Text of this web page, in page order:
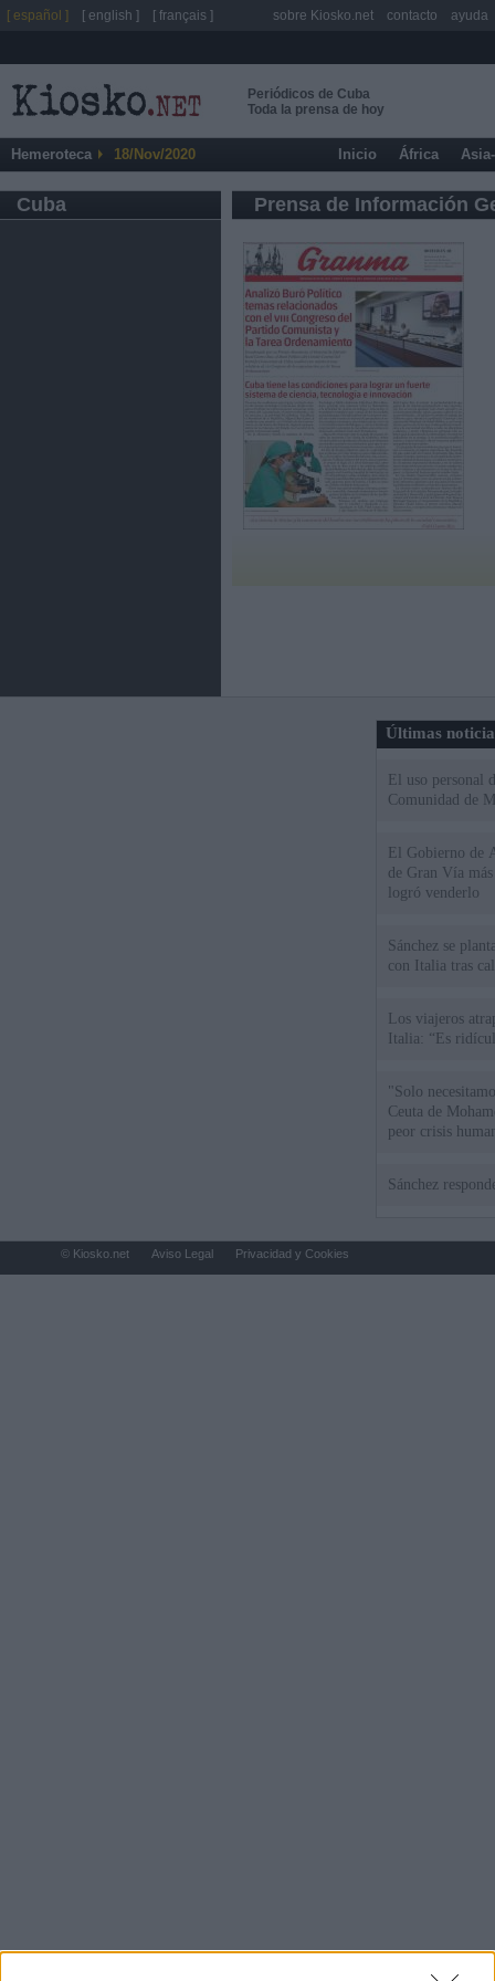
Periódicos de Cuba
Toda la prensa de hoy
Hemeroteca 18/Nov/2020 Inicio África
Cuba Prensa de Información
Últimas
El uso personal
Comunidad de
El Gobierno de
de Gran Vía
logró venderlo
Sánchez se
con Italia tras
Los viajeros
Italia: “Es
"Solo
Ceuta de
peor crisis
Sánchez
[ español ] [ english ] [ français ] sobre Kiosko.net contacto ayuda
© Kiosko.net Aviso Legal Privacidad y Cookies